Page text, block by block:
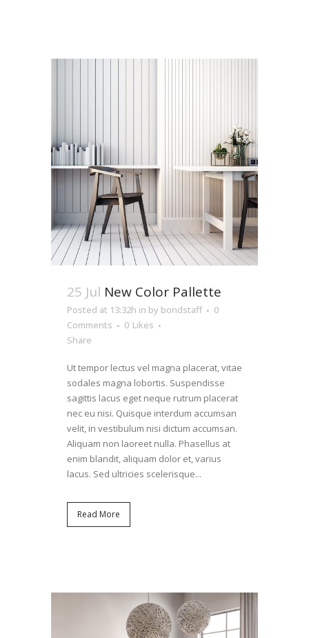
25 Jul New Color Pallette
Posted at 13:32h in by bondstaff
0
Comments
0 Likes
Share
Ut tempor lectus vel magna placerat, vitae
sodales magna lobortis. Suspendisse
sagittis lacus eget neque rutrum placerat
nec eu nisi. Quisque interdum accumsan
velit, in vestibulum nisi dictum accumsan.
Aliquam non laoreet nulla. Phasellus at
enim blandit, aliquam dolor et, varius
lacus. Sed ultricies scelerisque...
Read More